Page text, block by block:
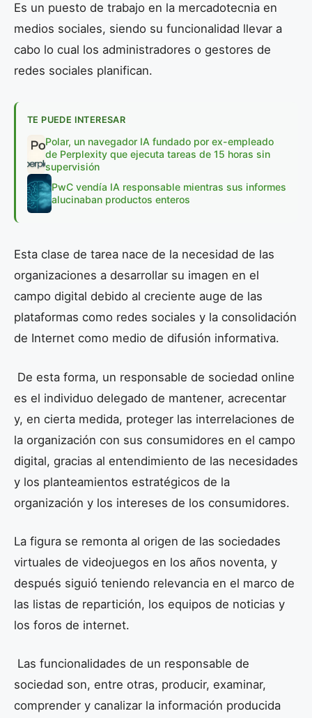
Es un puesto de trabajo en la mercadotecnia en
medios sociales, siendo su funcionalidad llevar a
cabo lo cual los administradores o gestores de
redes sociales planifican.
TE PUEDE INTERESAR
Polar, un navegador IA fundado por ex-empleado
de Perplexity que ejecuta tareas de 15 horas sin
supervisión
PwC vendía IA responsable mientras sus informes
alucinaban productos enteros
Esta clase de tarea nace de la necesidad de las
organizaciones a desarrollar su imagen en el
campo digital debido al creciente auge de las
plataformas como redes sociales y la consolidación
de Internet como medio de difusión informativa.
De esta forma, un responsable de sociedad online
es el individuo delegado de mantener, acrecentar
y, en cierta medida, proteger las interrelaciones de
la organización con sus consumidores en el campo
digital, gracias al entendimiento de las necesidades
y los planteamientos estratégicos de la
organización y los intereses de los consumidores.
La figura se remonta al origen de las sociedades
virtuales de videojuegos en los años noventa, y
después siguió teniendo relevancia en el marco de
las listas de repartición, los equipos de noticias y
los foros de internet.
Las funcionalidades de un responsable de
sociedad son, entre otras, producir, examinar,
comprender y canalizar la información producida